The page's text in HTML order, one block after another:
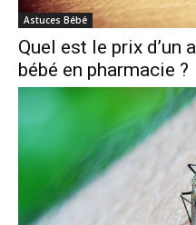
Astuces Bébé
Quel est le prix d’un
bébé en pharmacie ?